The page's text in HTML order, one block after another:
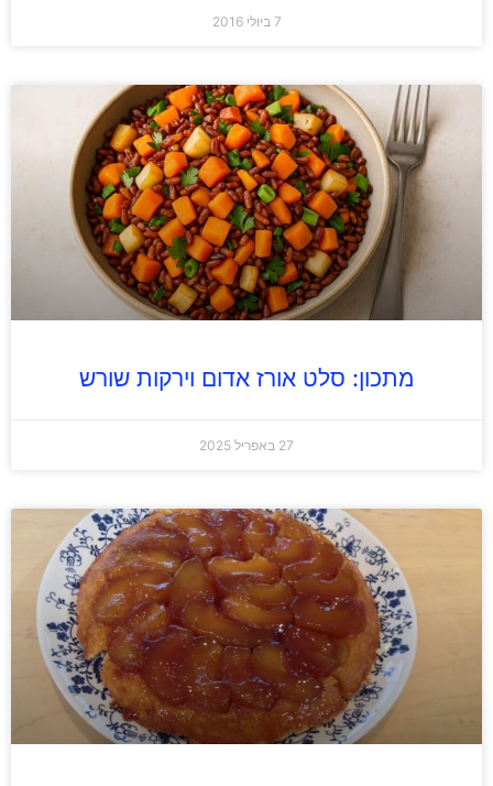
7 ביולי 2016
מתכון: סלט אורז אדום וירקות שורש
27 באפריל 2025